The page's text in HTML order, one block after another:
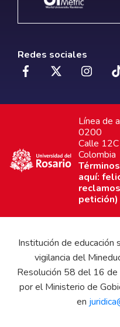
Redes sociales
Línea de
0200
Calle
Colombia
aquí:
petición)
Institución de educación
vigilancia del
Resolución 58 del 16
por el Ministerio de
en